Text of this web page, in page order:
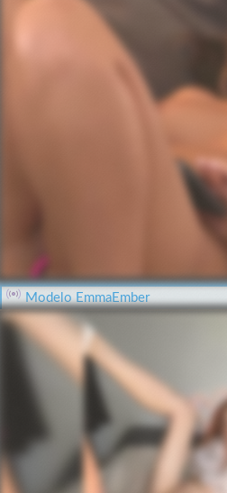
Modelo EmmaEmber